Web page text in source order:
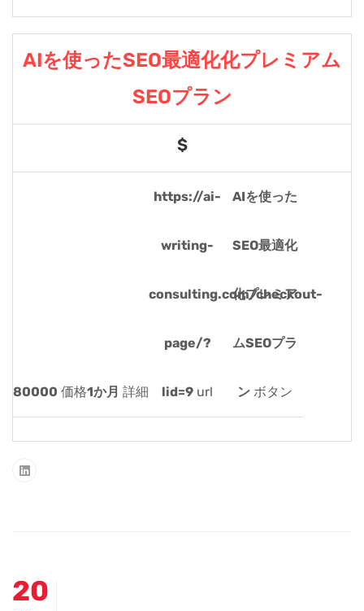
AIを使ったSEO最適化化プレミアム
SEOプラン
$
80000 価格1か月 詳細
https://ai-
writing-
consulting.com/checkout-
page/?
lid=9 url
AIを使った
SEO最適化
化プレミア
ムSEOプラ
ンボタン
20